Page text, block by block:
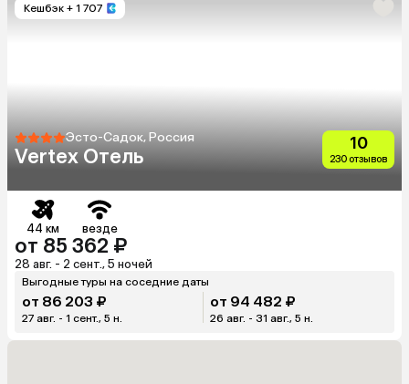
Кешбэк + 1 707
Эсто-Садок, Россия
Vertex Отель
10
230 отзывов
44 км везде
от 85 362 ₽
28 авг. - 2 сент., 5 ночей
Выгодные туры на соседние даты
от 86 203 ₽
27 авг. - 1 сент., 5 н.
от 94 482 ₽
26 авг. - 31 авг., 5 н.